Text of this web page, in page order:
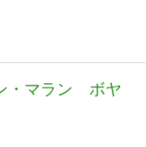
・マラン ボヤ